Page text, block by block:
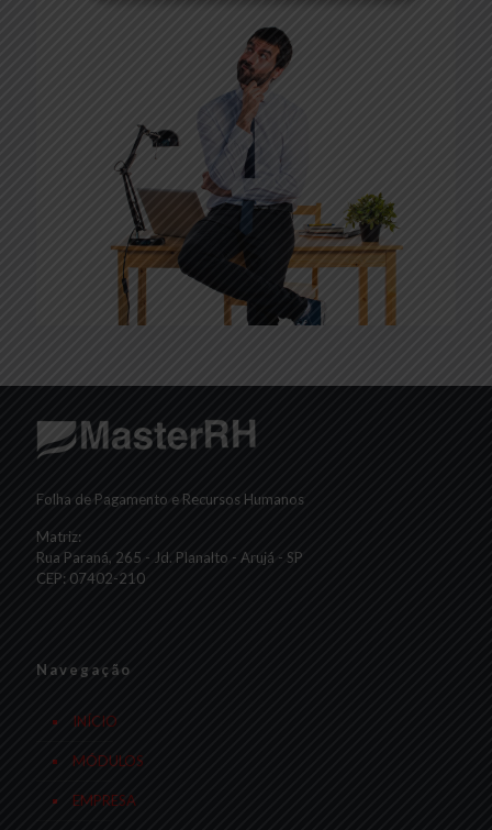
Folha de Pagamento e Recursos Humanos
Matriz:
Rua Paraná, 265 - Jd. Planalto - Arujá - SP
CEP: 07402-210
Navegação
INÍCIO
MÓDULOS
EMPRESA